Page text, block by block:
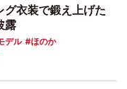
グ衣装で鍛え上げた
露
デル
ほのか